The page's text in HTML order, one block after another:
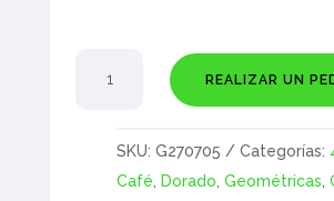
REALIZAR UN
SKU:G270705 Categorías:
Café
Dorado ,Geométricas ,